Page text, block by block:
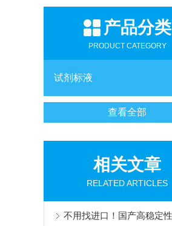
产品分类
PRODUCT CATEGORY
试剂标液
查看全部
相关文章
RELATED ARTICLES